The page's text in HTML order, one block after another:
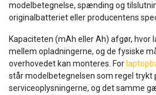
modelbetegnelse, spænding og
originalbatteriet eller producentens
Kapaciteten (mAh eller Ah) afgør, hvor
mellem opladningerne, og de fysiske
overhovedet kan monteres. For
står modelbetegnelsen som regel trykt
serviceoplysningerne, og det samme